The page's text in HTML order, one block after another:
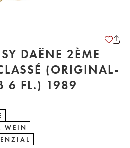
DAËNE 2ÈME
(ORIGINAL-
6 FL.) 1989
WEIN